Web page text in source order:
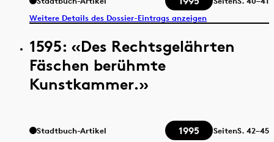
Weitere Details des Dossier-Eintrags anzeigen
1595: «Des Rechtsgelährten
Fäschen berühmte
Kunstkammer.»
Stadtbuch-Artikel 1995 SeitenS. 42–45